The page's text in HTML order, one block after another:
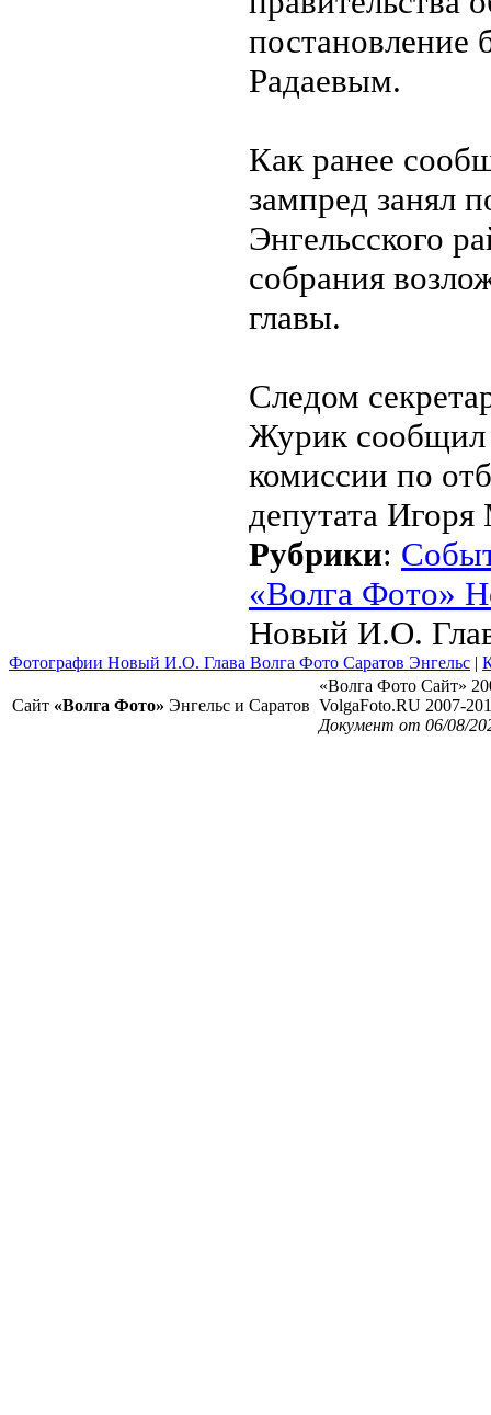
постановление
Радаевым.
Как ранее
зампред занял
Энгельсского
собрания
главы.
Следом
Журик сообщил
комиссии по
депутата
Рубрики:
«Волга Фото»
Новый И.О.
Фотографии Новый И.О. Глава Волга Фото Саратов Энгельс |
Сайт «Волга Фото» Энгельс и Саратов
«Волга Фото Сайт»
VolgaFoto.RU 2007-
Документ от 06/08/